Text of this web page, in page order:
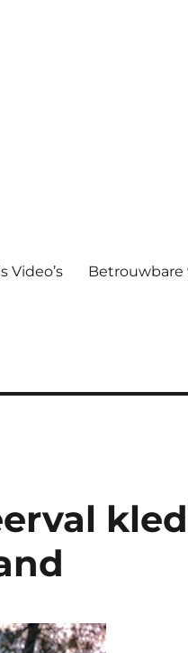
Video’s Betrouwbare